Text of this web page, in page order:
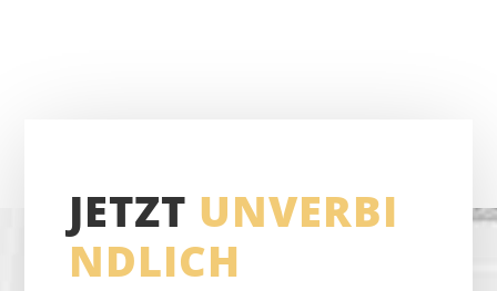
JETZT UNVERBI
NDLICH